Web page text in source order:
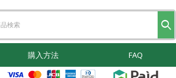
購入方法 FAQ